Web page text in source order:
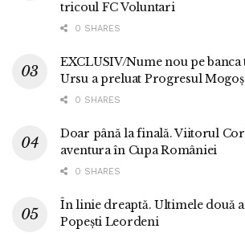
tricoul FC Voluntari
0 SHARES
EXCLUSIV/Nume nou pe
Ursu a preluat Progresul
0 SHARES
Doar până la finală. Viitorul
aventura în Cupa României
0 SHARES
În linie dreaptă. Ultimele două
Popești Leordeni